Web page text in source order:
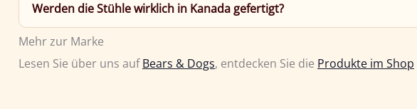
Werden die Stühle wirklich in Kanada gefertigt?
Mehr zur Marke
Lesen Sie über uns aufBears & Dogs, entdecken Sie die Produkte im Shop